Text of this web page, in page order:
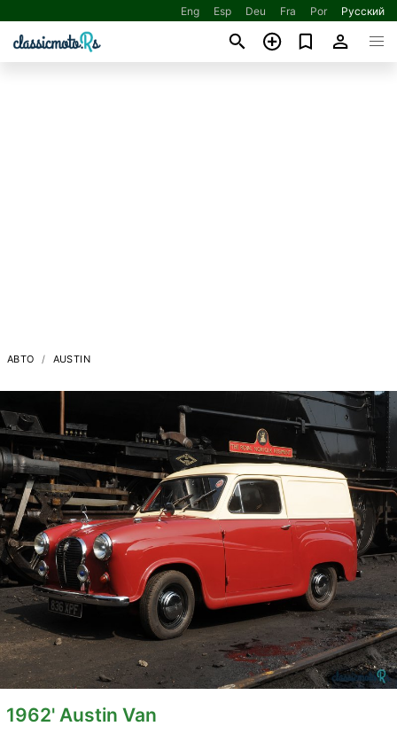
Eng Esp Deu Fra Por Русский
АВТО AUSTIN
1962' Austin Van